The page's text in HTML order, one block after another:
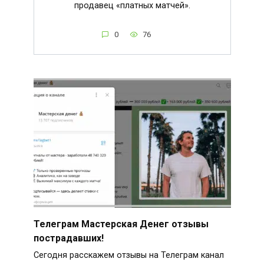
продавец «платных матчей».
0 76
Телеграм Мастерская Денег отзывы
пострадавших!
Сегодня расскажем отзывы на Телеграм канал